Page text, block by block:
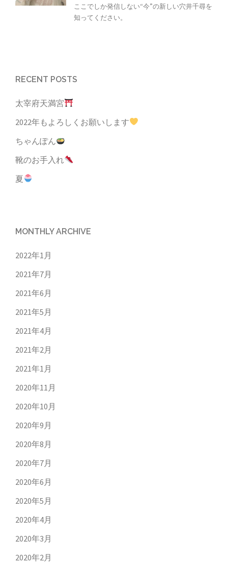
ここでしか発信しない“今”の新しい穴井千尋を
知ってください。
RECENT POSTS
太宰府天満宮
2022年もよろしくお願いします
ちゃんぽん
靴のお手入れ
夏
MONTHLY ARCHIVE
2022年1月
2021年7月
2021年6月
2021年5月
2021年4月
2021年2月
2021年1月
2020年11月
2020年10月
2020年9月
2020年8月
2020年7月
2020年6月
2020年5月
2020年4月
2020年3月
2020年2月